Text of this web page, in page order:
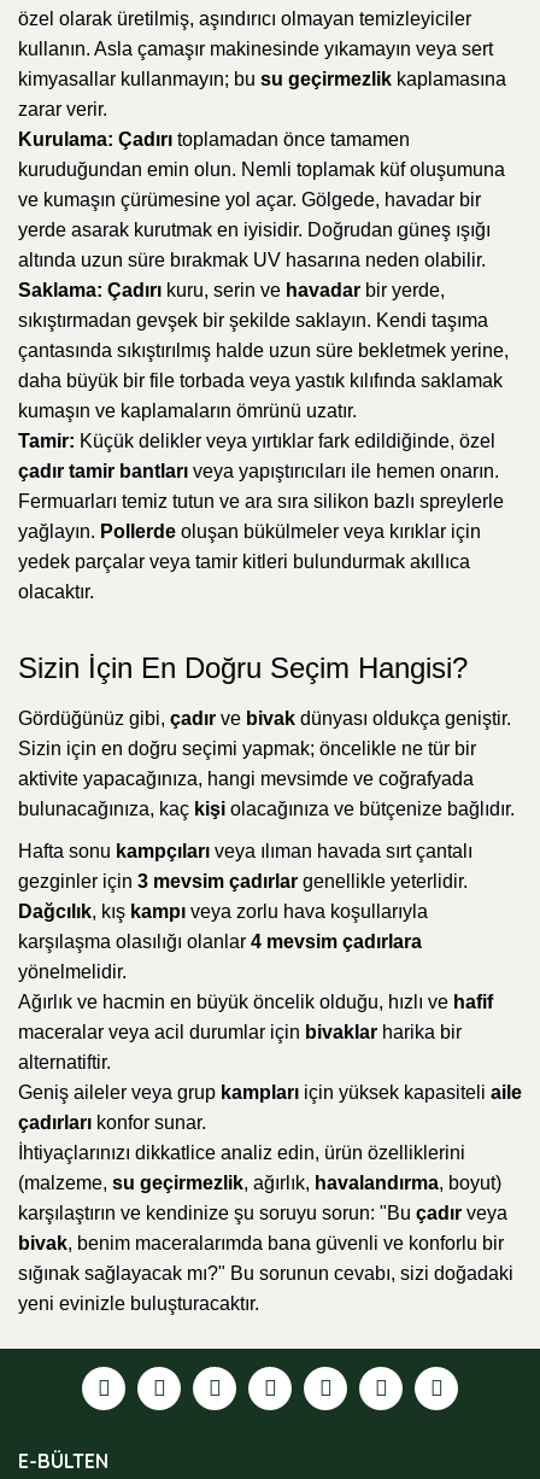
özel olarak üretilmiş, aşındırıcı olmayan temizleyiciler
kullanın. Asla çamaşır makinesinde yıkamayın veya sert
kimyasallar kullanmayın; bu su geçirmezlik kaplamasına
zarar verir.
Kurulama: Çadırı toplamadan önce tamamen
kuruduğundan emin olun. Nemli toplamak küf oluşumuna
ve kumaşın çürümesine yol açar. Gölgede, havadar bir
yerde asarak kurutmak en iyisidir. Doğrudan güneş ışığı
altında uzun süre bırakmak UV hasarına neden olabilir.
Saklama: Çadırı kuru, serin ve havadar bir yerde,
sıkıştırmadan gevşek bir şekilde saklayın. Kendi taşıma
çantasında sıkıştırılmış halde uzun süre bekletmek yerine,
daha büyük bir file torbada veya yastık kılıfında saklamak
kumaşın ve kaplamaların ömrünü uzatır.
Tamir: Küçük delikler veya yırtıklar fark edildiğinde, özel
çadır tamir bantları veya yapıştırıcıları ile hemen onarın.
Fermuarları temiz tutun ve ara sıra silikon bazlı spreylerle
yağlayın. Pollerde oluşan bükülmeler veya kırıklar için
yedek parçalar veya tamir kitleri bulundurmak akıllıca
olacaktır.
Sizin İçin En Doğru Seçim Hangisi?
Gördüğünüz gibi, çadır ve bivak dünyası oldukça geniştir.
Sizin için en doğru seçimi yapmak; öncelikle ne tür bir
aktivite yapacağınıza, hangi mevsimde ve coğrafyada
bulunacağınıza, kaç kişi olacağınıza ve bütçenize bağlıdır.
Hafta sonu kampçıları veya ılıman havada sırt çantalı
gezginler için 3 mevsim çadırlar genellikle yeterlidir.
Dağcılık, kış kampı veya zorlu hava koşullarıyla
karşılaşma olasılığı olanlar 4 mevsim çadırlara
yönelmelidir.
Ağırlık ve hacmin en büyük öncelik olduğu, hızlı ve hafif
maceralar veya acil durumlar için bivaklar harika bir
alternatiftir.
Geniş aileler veya grup kampları için yüksek kapasiteli aile
çadırları konfor sunar.
İhtiyaçlarınızı dikkatlice analiz edin, ürün özelliklerini
(malzeme, su geçirmezlik, ağırlık, havalandırma, boyut)
karşılaştırın ve kendinize şu soruyu sorun: "Bu çadır veya
bivak, benim maceralarımda bana güvenli ve konforlu bir
sığınak sağlayacak mı?" Bu sorunun cevabı, sizi doğadaki
yeni evinizle buluşturacaktır.
E-BÜLTEN